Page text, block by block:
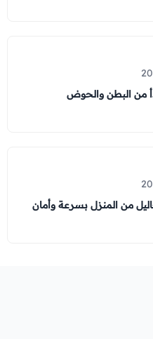
البطن والحوض
من المنزل بسرعة وأمان